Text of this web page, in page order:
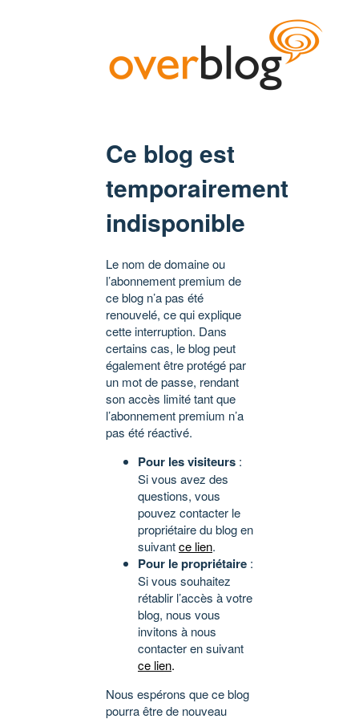
Ce blog est
temporairement
indisponible
Le nom de domaine ou
l’abonnement premium de
ce blog n’a pas été
renouvelé, ce qui explique
cette interruption. Dans
certains cas, le blog peut
également être protégé par
un mot de passe, rendant
son accès limité tant que
l’abonnement premium n’a
pas été réactivé.
Pour les visiteurs :
Si vous avez des
questions, vous
pouvez contacter le
propriétaire du blog en
suivantce lien.
Pour le propriétaire :
Si vous souhaitez
rétablir l’accès à votre
blog, nous vous
invitons à nous
contacter en suivant
ce lien.
Nous espérons que ce blog
pourra être de nouveau